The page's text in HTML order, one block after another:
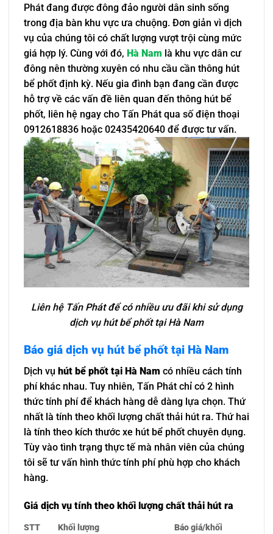
Các yếu tố khiến chi phí hút bể phốt Hà Nam tăng
cao
Đôi nét về dịch vụ hút bể phốt tại Hà Nam
Dịch vụ hút bể phốt Hà Nam là gì?
Vì sao cần hút bể phốt định kỳ?
Cần thông hút bể phốt khi nào?
Những phương pháp hút bể phốt chuyên dụng
Phương pháp truyền thống
Phương pháp hiện đại không đục phá
Phát đang được đông đảo người dân sinh sống
trong địa bàn khu vực ưa chuộng. Đơn giản vì dịch
vụ của chúng tôi có chất lượng vượt trội cùng mức
giá hợp lý. Cùng với đó, Hà Nam là khu vực dân cư
đông nên thường xuyên có nhu cầu cần thông hút
bể phốt định kỳ. Nếu gia đình bạn đang cần được
hỗ trợ về các vấn đề liên quan đến thông hút bể
phốt, liên hệ ngay cho Tấn Phát qua số điện thoại
0912618836 hoặc 02435420640 để được tư vấn.
Liên hệ Tấn Phát để có nhiều ưu đãi khi sử dụng
dịch vụ hút bể phốt tại Hà Nam
Báo giá dịch vụ hút bể phốt tại Hà Nam
Dịch vụ hút bể phốt tại Hà Nam có nhiều cách tính
phí khác nhau. Tuy nhiên, Tấn Phát chỉ có 2 hình
thức tính phí để khách hàng dễ dàng lựa chọn. Thứ
nhất là tính theo khối lượng chất thải hút ra. Thứ hai
là tính theo kích thước xe hút bể phốt chuyên dụng.
Tùy vào tình trạng thực tế mà nhân viên của chúng
tôi sẽ tư vấn hình thức tính phí phù hợp cho khách
hàng.
Giá dịch vụ tính theo khối lượng chất thải hút ra
STT Khối lượng
Báo giá/khối